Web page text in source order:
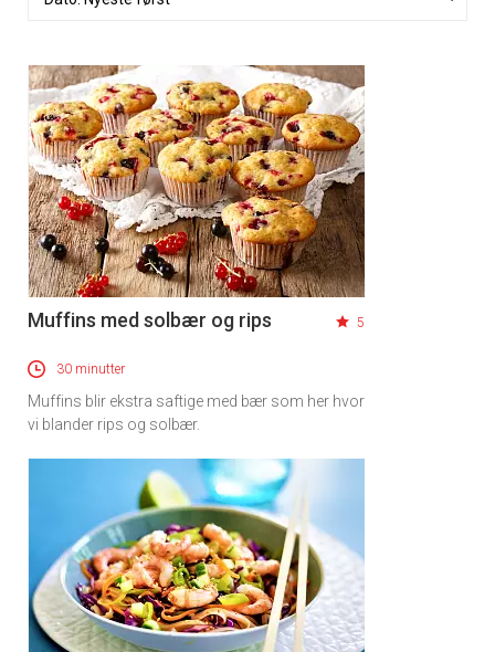
Muffins med solbær og rips 5
30 minutter
Muffins blir ekstra saftige med bær som her hvor
vi blander rips og solbær.